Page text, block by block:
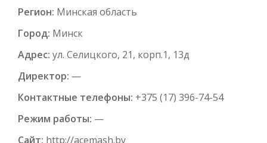
Регион: Минская область
Город: Минск
Адрес: ул. Селицкого, 21, корп.1, 13д
Директор: —
Контактные телефоны: +375 (17) 396-74-54
Режим работы: —
Сайт: http://acemash.by